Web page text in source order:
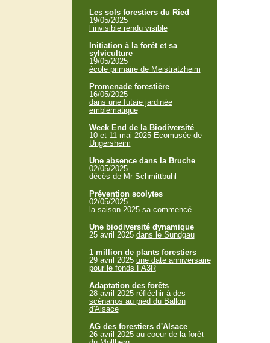
Les sols forestiers du Ried
19/05/2025
l’invisible rendu visible
Initiation à la forêt et sa
sylviculture
19/05/2025
école primaire de Meistratzheim
Promenade forestière
16/05/2025
dans une futaie jardinée
emblématique
Week End de la Biodiversité
10 et 11 mai 2025 Ecomusée de
Ungersheim
Une absence dans la Bruche
02/05/2025
décès de Mr Schmittbuhl
Prévention scolytes
02/05/2025
la saison 2025 sa commencé
Une biodiversité dynamique
25 avril 2025 dans le Sundgau
1 million de plants forestiers
29 avril 2025 une date anniversaire
pour le fonds FA3R
Adaptation des forêts
28 avril 2025 réfléchir à des
scénarios au pied du Ballon
d'Alsace
AG des forestiers d'Alsace
26 avril 2025 au coeur de la forêt